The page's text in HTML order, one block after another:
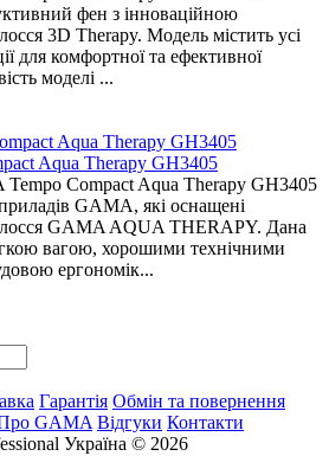
фен з інноваційною
3D Therapy. Модель містить усі
для комфортної та ефективної
моделі ...
Aqua Therapy GH3405
Compact Aqua Therapy GH3405
GAMA, які оснащені
GAMA AQUA THERAPY. Дана
вагою, хорошими технічними
ергономік...
Гарантія Обмін та повернення
GAMA Відгуки Контакти
Україна © 2026